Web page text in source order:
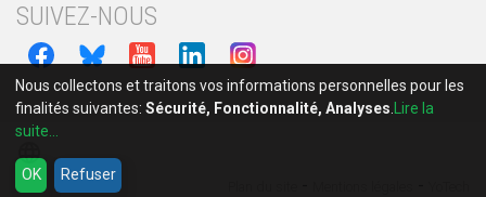
SUIVEZ-NOUS
language
Nous collectons et traitons vos informations personnelles pour les
finalités suivantes: Sécurité, Fonctionnalité, Analyses
Lire la
suite...
OK Refuser